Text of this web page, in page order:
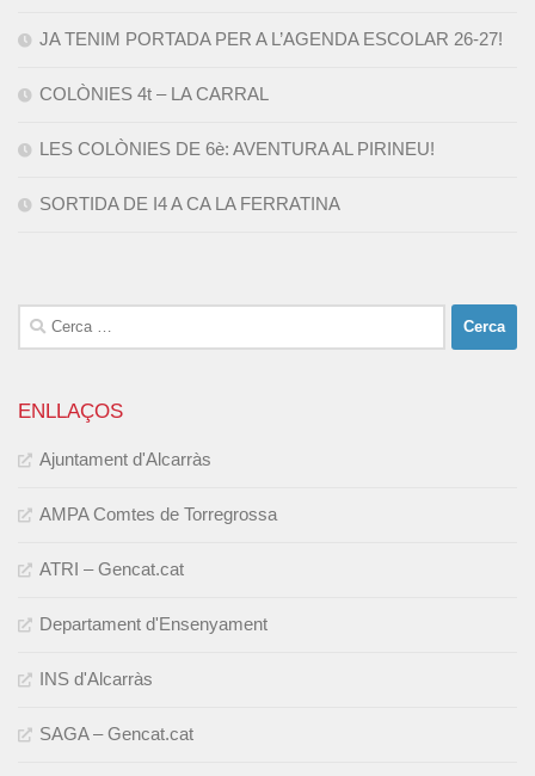
JA TENIM PORTADA PER A L’AGENDA ESCOLAR 26-27!
COLÒNIES 4t – LA CARRAL
LES COLÒNIES DE 6è: AVENTURA AL PIRINEU!
SORTIDA DE I4 A CA LA FERRATINA
Cerca:
ENLLAÇOS
Ajuntament d'Alcarràs
AMPA Comtes de Torregrossa
ATRI – Gencat.cat
Departament d'Ensenyament
INS d'Alcarràs
SAGA – Gencat.cat